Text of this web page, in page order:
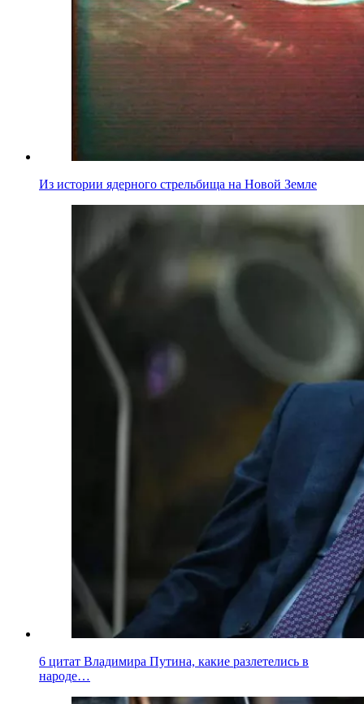
Из истории ядерного стрельбища на Новой Земле
6 цитат Владимира Путина, какие разлетелись в
народе…